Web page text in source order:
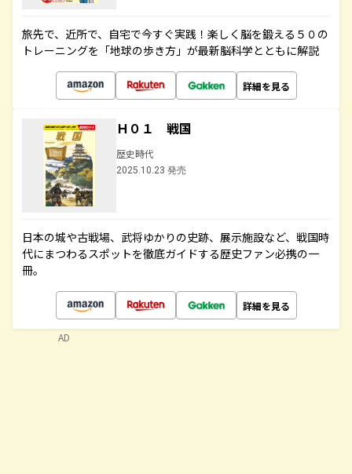
旅先で、近所で、自宅で今すぐ実践！楽しく脳を鍛える５０の
トレーニングを「地球の歩き方」が最新脳科学とともに解説
詳細を見る
Ｈ０１ 戦国
歴史時代
2025.10.23 発売
日本の城や古戦場、武将ゆかりの史跡、展示施設など、戦国時
代にまつわるスポットを徹底ガイドする歴史ファン必携の一
冊。
詳細を見る
AD